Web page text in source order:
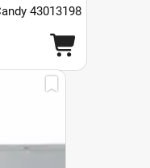
43013198